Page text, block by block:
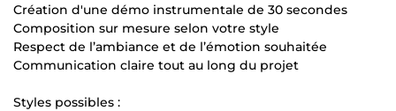
Création d'une démo instrumentale de 30 secondes
Composition sur mesure selon votre style
Respect de l’ambiance et de l’émotion souhaitée
Communication claire tout au long du projet
Styles possibles :